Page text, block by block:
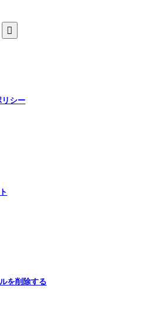
シー
を削除する